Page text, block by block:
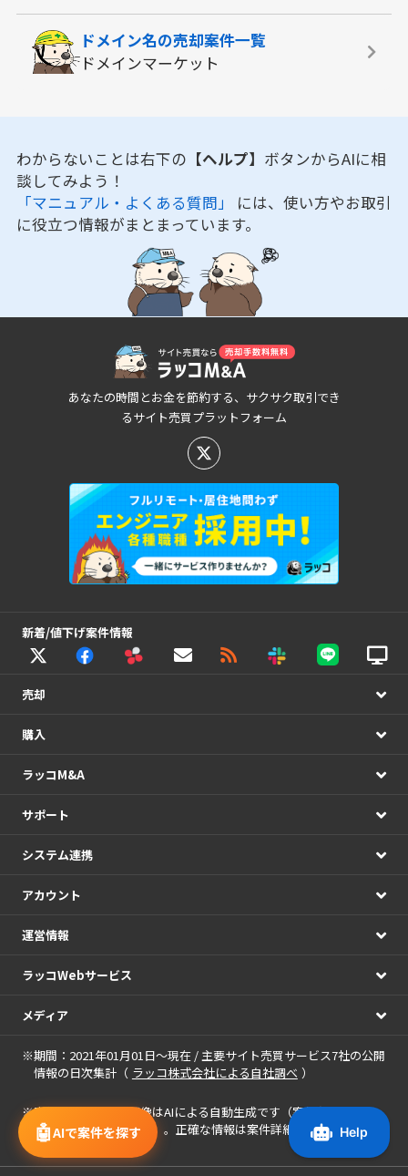
🤖AIで案件を探す
ドメイン名の売却案件一覧
ドメインマーケット
わからないことは右下の 【ヘルプ】 ボタンからAIに相
談してみよう！
「マニュアル・よくある質問」 には、使い方やお取引
に役立つ情報がまとまっています。
あなたの時間とお金を節約する、サクサク取引でき
るサイト売買プラットフォーム
新着/値下げ案件情報
売却
購入
ラッコM&A
サポート
システム連携
アカウント
運営情報
ラッコWebサービス
メディア
※期間：2021年01月01日～現在 / 主要サイト売買サービス7社の公開
情報の日次集計（ ラッコ株式会社による自社調べ ）
※案件に表示される画像はAIによる自動生成です（案件名・アピー
ルポイントを基に作成）。正確な情報は案件詳細をご確認くださ
い。